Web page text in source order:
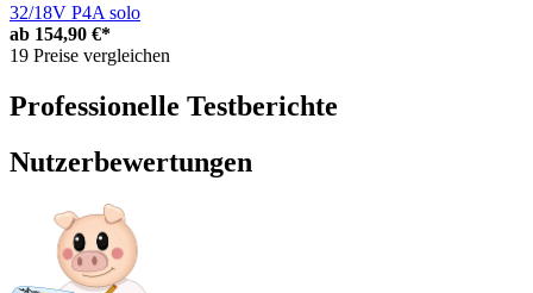
32/18V P4A solo
ab 154,90 €*
19 Preise vergleichen
Professionelle Testberichte
Nutzerbewertungen